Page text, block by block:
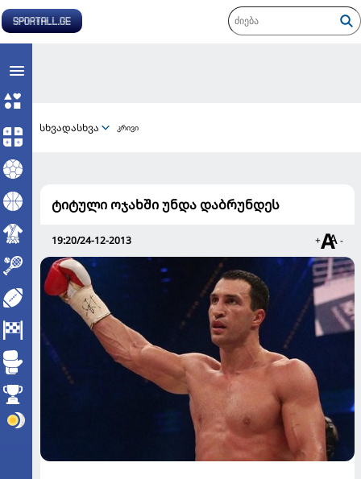
სხვადასხვა კრივი
ტიტული ოჯახში უნდა დაბრუნდეს
19:20/24-12-2013 + -